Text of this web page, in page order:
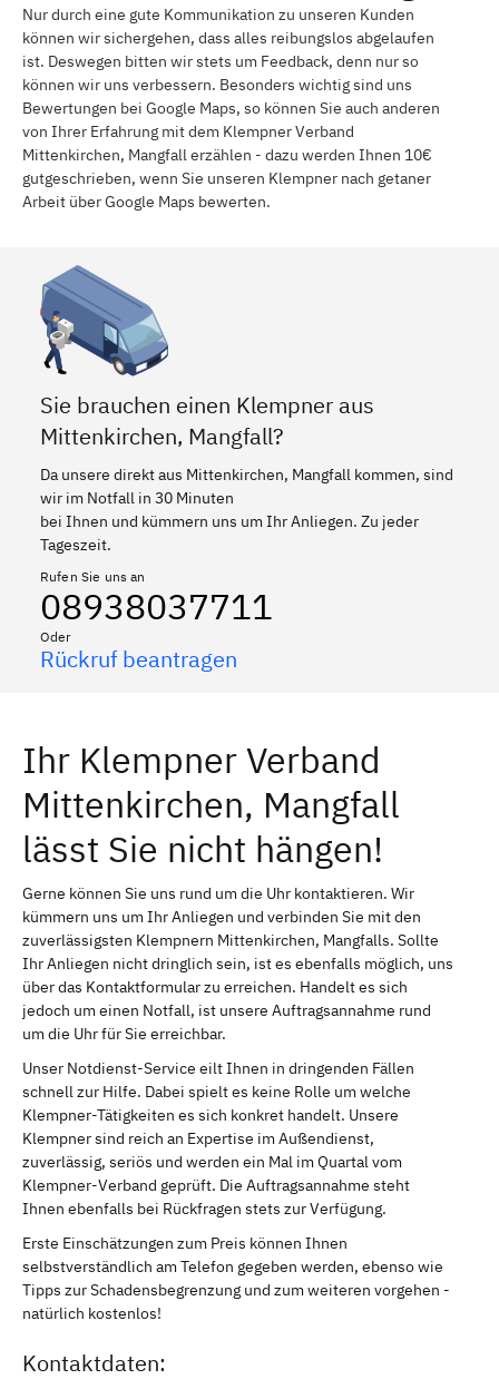
Nur durch eine gute Kommunikation zu unseren Kunden
können wir sichergehen, dass alles reibungslos abgelaufen
ist. Deswegen bitten wir stets um Feedback, denn nur so
können wir uns verbessern. Besonders wichtig sind uns
Bewertungen bei Google Maps, so können Sie auch anderen
von Ihrer Erfahrung mit dem Klempner Verband
Mittenkirchen, Mangfall erzählen - dazu werden Ihnen 10€
gutgeschrieben, wenn Sie unseren Klempner nach getaner
Arbeit über Google Maps bewerten.
Sie brauchen einen Klempner aus
Mittenkirchen, Mangfall?
Da unsere direkt aus Mittenkirchen, Mangfall kommen, sind
wir im Notfall in 30 Minuten
bei Ihnen und kümmern uns um Ihr Anliegen. Zu jeder
Tageszeit.
Rufen Sie uns an
08938037711
Oder
Rückruf beantragen
Ihr Klempner Verband
Mittenkirchen, Mangfall
lässt Sie nicht hängen!
Gerne können Sie uns rund um die Uhr kontaktieren. Wir
kümmern uns um Ihr Anliegen und verbinden Sie mit den
zuverlässigsten Klempnern Mittenkirchen, Mangfalls. Sollte
Ihr Anliegen nicht dringlich sein, ist es ebenfalls möglich, uns
über das Kontaktformular zu erreichen. Handelt es sich
jedoch um einen Notfall, ist unsere Auftragsannahme rund
um die Uhr für Sie erreichbar.
Unser Notdienst-Service eilt Ihnen in dringenden Fällen
schnell zur Hilfe. Dabei spielt es keine Rolle um welche
Klempner-Tätigkeiten es sich konkret handelt. Unsere
Klempner sind reich an Expertise im Außendienst,
zuverlässig, seriös und werden ein Mal im Quartal vom
Klempner-Verband geprüft. Die Auftragsannahme steht
Ihnen ebenfalls bei Rückfragen stets zur Verfügung.
Erste Einschätzungen zum Preis können Ihnen
selbstverständlich am Telefon gegeben werden, ebenso wie
Tipps zur Schadensbegrenzung und zum weiteren vorgehen -
natürlich kostenlos!
Kontaktdaten: